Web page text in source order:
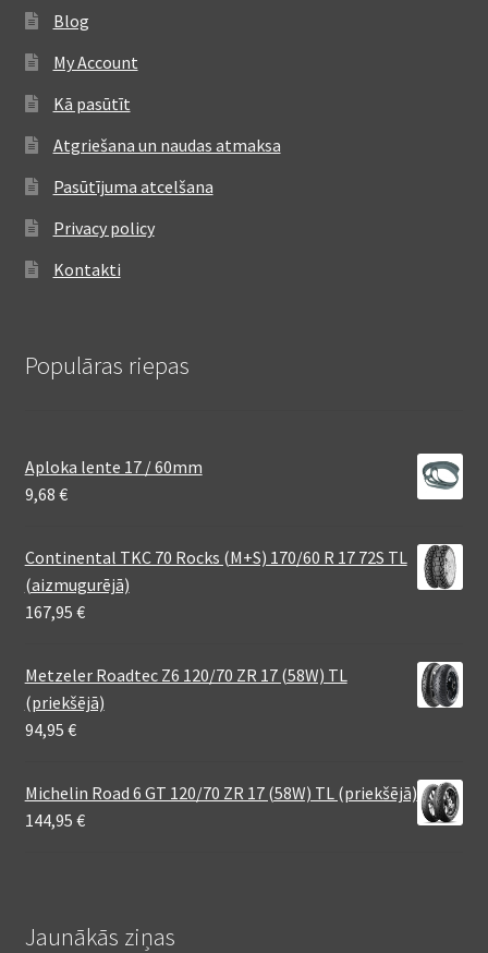
Blog
My Account
Kā pasūtīt
Atgriešana un naudas atmaksa
Pasūtījuma atcelšana
Privacy policy
Kontakti
Populāras riepas
Aploka lente 17 / 60mm
9,68 €
Continental TKC 70 Rocks (M+S) 170/60 R 17 72S TL
(aizmugurējā)
167,95 €
Metzeler Roadtec Z6 120/70 ZR 17 (58W) TL
(priekšējā)
94,95 €
Michelin Road 6 GT 120/70 ZR 17 (58W) TL (priekšējā)
144,95 €
Jaunākās ziņas